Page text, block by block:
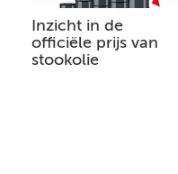
Inzicht in de
officiële prijs van
stookolie